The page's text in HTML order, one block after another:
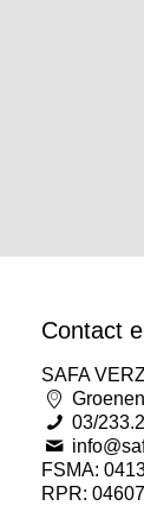
Contact
SAFA
03/
FSMA:
RPR: